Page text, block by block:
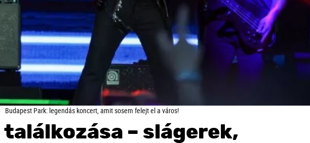
Budapest Park: legendás koncert, amit sosem felejt el a város!
– slágerek,